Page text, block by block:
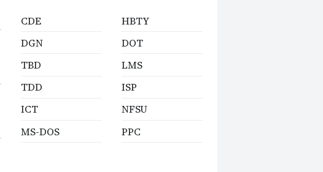
CDE
DGN
TBD
TDD
ICT
MS-DOS
HBTY
DOT
LMS
ISP
NFSU
PPC